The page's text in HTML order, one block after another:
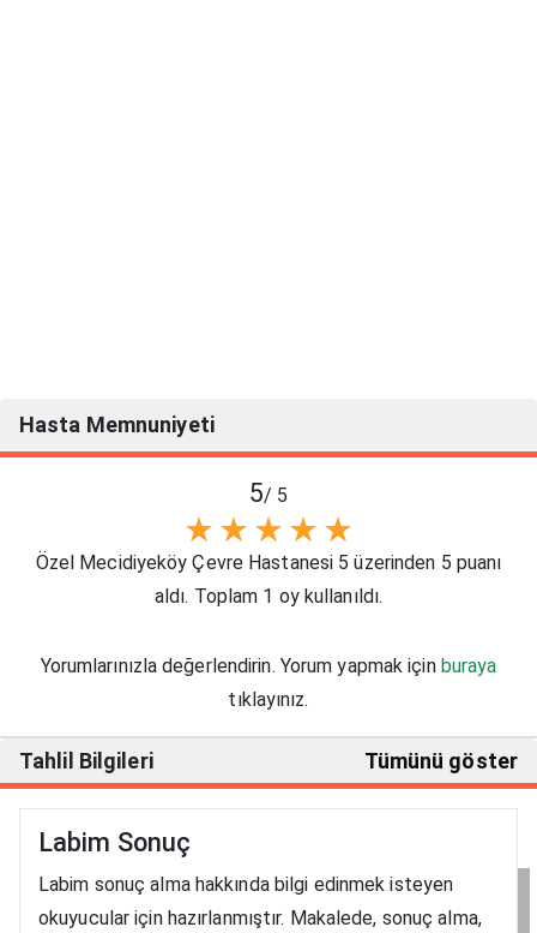
Hasta Memnuniyeti
5/ 5
★
★
★
★
★
Özel Mecidiyeköy Çevre Hastanesi 5 üzerinden 5 puanı
aldı. Toplam 1 oy kullanıldı.
Yorumlarınızla değerlendirin. Yorum yapmak için buraya
tıklayınız.
Tahlil Bilgileri Tümünü göster
Labim Sonuç
Labim sonuç alma hakkında bilgi edinmek isteyen
okuyucular için hazırlanmıştır. Makalede, sonuç alma,